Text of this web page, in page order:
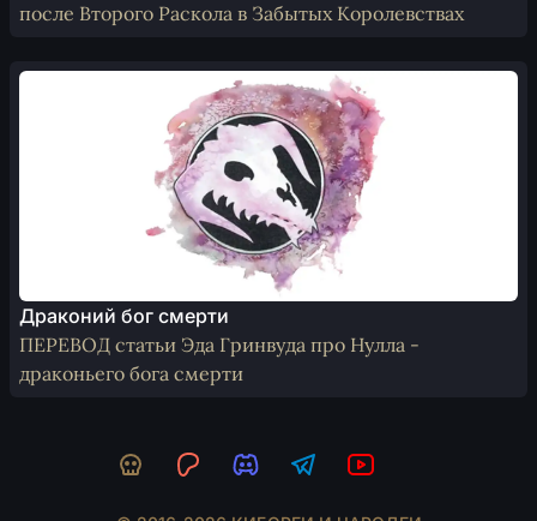
после Второго Раскола в Забытых Королевствах
Драконий бог смерти
ПЕРЕВОД статьи Эда Гринвуда про Нулла -
драконьего бога смерти